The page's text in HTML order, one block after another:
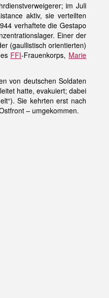
im Juli
aktiv, sie verteilten
verhaftete die Gestapo
Einer der
(gaullistisch orientierten)
FFI-Frauenkorps, Marie
von deutschen Soldaten
hatte, evakuiert; dabei
Sie kehrten erst nach
– umgekommen.